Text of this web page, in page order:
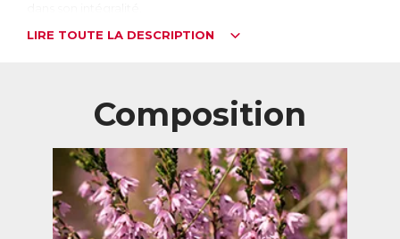
L’appareil urinaire : un circuit discret pour une
vessie, de l’urètre et du méat urinaire (orifice par lequel
l’urine est évacuée), assure plusieurs fonctions vitales :
● Production d’urine et élimination des déchets
● Equilibre électrolytique (sodium, potassium, etc.) et acido-
basique (pH sanguin)
● Equilibre hydrique
● Synthèse d’hormones, d’enzymes et de vitamines
LIRE TOUTE LA DESCRIPTION
Composition